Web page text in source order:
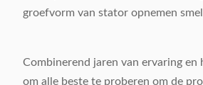
groefvorm van stator opnemen
Combinerend jaren van ervaring
om alle beste te proberen om de